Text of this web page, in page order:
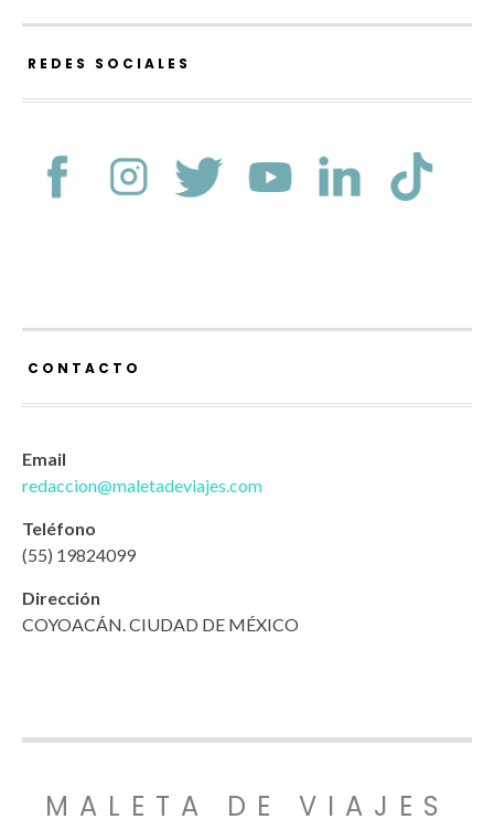
REDES SOCIALES
CONTACTO
Email
redaccion@maletadeviajes.com
Teléfono
(55) 19824099
Dirección
COYOACÁN. CIUDAD DE MÉXICO
MALETA DE VIAJES